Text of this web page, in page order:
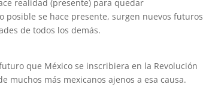
realidad (presente) para quedar
se hace presente, surgen nuevos futuros
de todos los demás.
que México se inscribiera en la Revolución
muchos más mexicanos ajenos a esa causa.